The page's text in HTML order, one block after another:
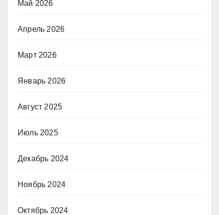
Май 2026
Апрель 2026
Март 2026
Январь 2026
Август 2025
Июль 2025
Декабрь 2024
Ноябрь 2024
Октябрь 2024